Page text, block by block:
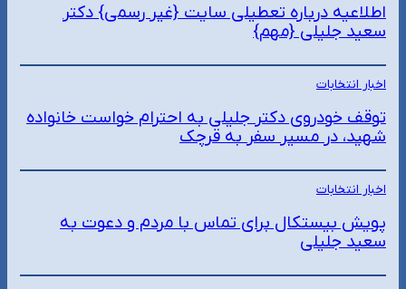
اطلاعیه درباره تعطیلی سایت {غیر رسمی} دکتر
سعید جلیلی {مهم}
اخبار انتخابات
توقف خودروی دکتر جلیلی به احترام خواست خانواده
شهید، در مسیر سفر به قرچک
اخبار انتخابات
پویش بیستکال برای تماس با مردم و دعوت به
سعید جلیلی